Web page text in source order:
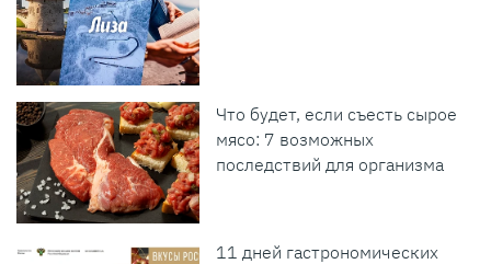
Что будет, если съесть сырое
мясо: 7 возможных
последствий для организма
11 дней гастрономических